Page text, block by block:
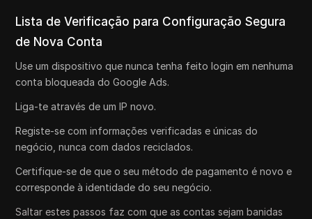
Lista de Verificação para Configuração Segura
de Nova Conta
Use um dispositivo que nunca tenha feito login em nenhuma
conta bloqueada do Google Ads.
Liga-te através de um IP novo.
Registe-se com informações verificadas e únicas do
negócio, nunca com dados reciclados.
Certifique-se de que o seu método de pagamento é novo e
corresponde à identidade do seu negócio.
Saltar estes passos faz com que as contas sejam banidas